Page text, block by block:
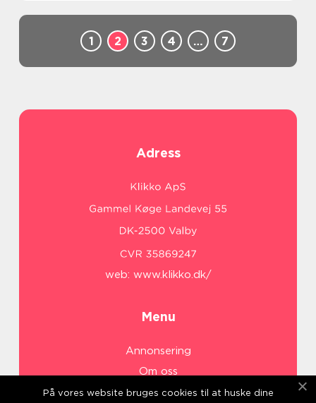
1 2 3 4 … 7
Adress
web: www.klikko.dk/
Menu
Annonsering
Om oss
Cookies
På vores website bruges cookies til at huske dine